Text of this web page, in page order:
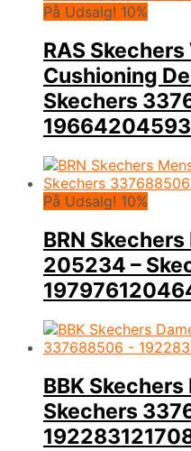
På Udsalg! 10%
RAS
Cushioning
Skechers
På Udsalg! 10%
BRN
205234 –
BBK Skechers
Skechers